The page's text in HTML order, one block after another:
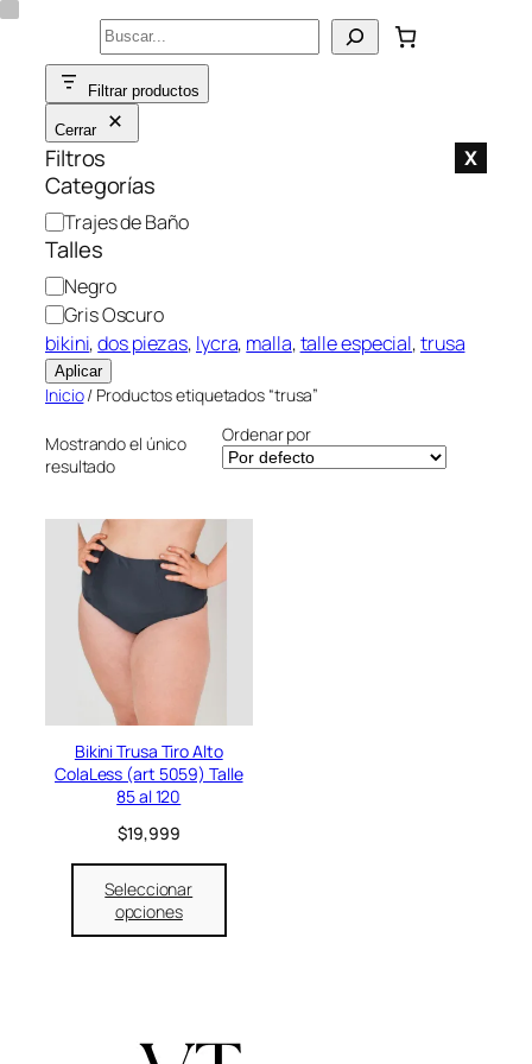
Saltar
contenido
Buscar
Filtrar productos
Cerrar
Filtros X
Categorías
C
a
t
e
g
o
r
í
Trajes de Baño
Talles
C
o
l
o
r
Negro
Gris Oscuro
bikini, dos piezas, lycra, malla, talle especial, trusa
Aplicar
Inicio/ Productos etiquetados “trusa”
Mostrando el único
resultado
Ordenar por
Bikini Trusa Tiro Alto
ColaLess (art 5059) Talle
85 al 120
$19,999
Seleccionar
opciones